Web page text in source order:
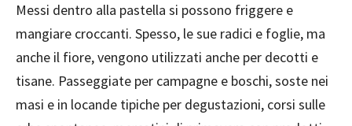
Messi dentro alla pastella si possono friggere e
mangiare croccanti. Spesso, le sue radici e foglie, ma
anche il fiore, vengono utilizzati anche per decotti e
tisane. Passeggiate per campagne e boschi, soste nei
masi e in locande tipiche per degustazioni, corsi sulle